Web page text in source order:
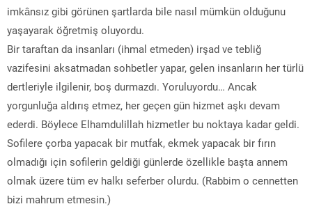
imkânsız gibi görünen şartlarda bile nasıl mümkün olduğunu
yaşayarak öğretmiş oluyordu.
Bir taraftan da insanları (ihmal etmeden) irşad ve tebliğ
vazifesini aksatmadan sohbetler yapar, gelen insanların her türlü
dertleriyle ilgilenir, boş durmazdı. Yoruluyordu… Ancak
yorgunluğa aldırış etmez, her geçen gün hizmet aşkı devam
ederdi. Böylece Elhamdulillah hizmetler bu noktaya kadar geldi.
Sofilere çorba yapacak bir mutfak, ekmek yapacak bir fırın
olmadığı için sofilerin geldiği günlerde özellikle başta annem
olmak üzere tüm ev halkı seferber olurdu. (Rabbim o cennetten
bizi mahrum etmesin.)